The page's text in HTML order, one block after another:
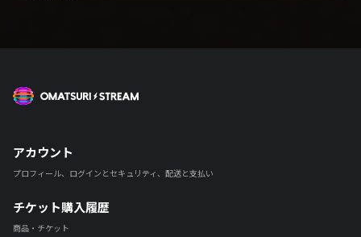
アカウント
プロフィール、ログインとセキュリティ、配送と支払い
チケット購入履歴
商品・チケット